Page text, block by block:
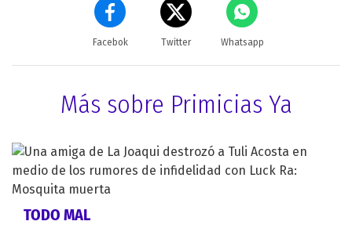
Facebok Twitter Whatsapp
Más sobre Primicias Ya
TODO MAL